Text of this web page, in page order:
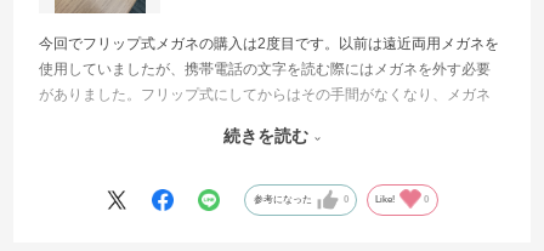
今回でフリップ式メガネの購入は2度目です。以前は遠近両用メガネを
使用していましたが、携帯電話の文字を読む際にはメガネを外す必要
がありました。フリップ式にしてからはその手間がなくなり、メガネ
部分の緩みもほとんどなく、必要に応じてZoffで調整してもらっていま
続きを読む
参考になった 0 Like! 0